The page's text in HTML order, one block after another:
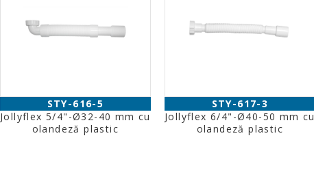
STY-616-5
Jollyflex 5/4"-Ø32-40 mm cu
olandeză plastic
STY-617-3
Jollyflex 6/4"-Ø40-50 mm cu
olandeză plastic